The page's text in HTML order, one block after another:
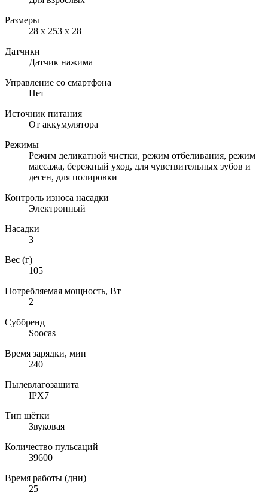
Размеры
28 х 253 х 28
Датчики
Датчик нажима
Управление со смартфона
Нет
Источник питания
От аккумулятора
Режимы
Режим деликатной чистки, режим отбеливания, режим
массажа, бережный уход, для чувствительных зубов и
десен, для полировки
Контроль износа насадки
Электронный
Насадки
3
Вес (г)
105
Потребляемая мощность, Вт
2
Суббренд
Soocas
Время зарядки, мин
240
Пылевлагозащита
IPX7
Тип щётки
Звуковая
Количество пульсаций
39600
Время работы (дни)
25